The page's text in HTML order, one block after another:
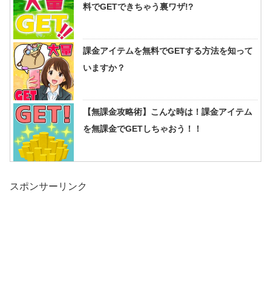
料でGETできちゃう裏ワザ!?
課金アイテムを無料でGETする方法を知って
いますか？
【無課金攻略術】こんな時は！課金アイテム
を無課金でGETしちゃおう！！
スポンサーリンク